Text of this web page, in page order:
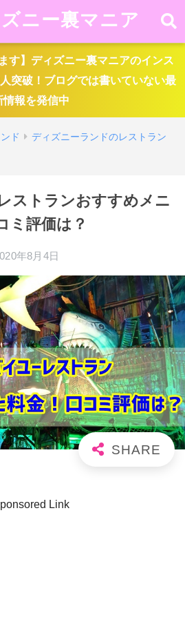
ニー裏マニア
す】ディズニー裏マニアのインス
突破！ブログでは書いていない最
情報を発信中
ド ディズニーランドのレストラン
ストランおすすめメニ
ミ評価は？
年8月4日
Link